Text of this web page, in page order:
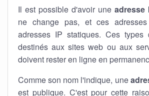
Il est possible d'avoir une adresse
ne change pas, et ces
adresses IP statiques. Ces types
destinés aux sites web ou aux
doivent rester en ligne en
Comme son nom l'indique, une
est publique. C'est pour cette